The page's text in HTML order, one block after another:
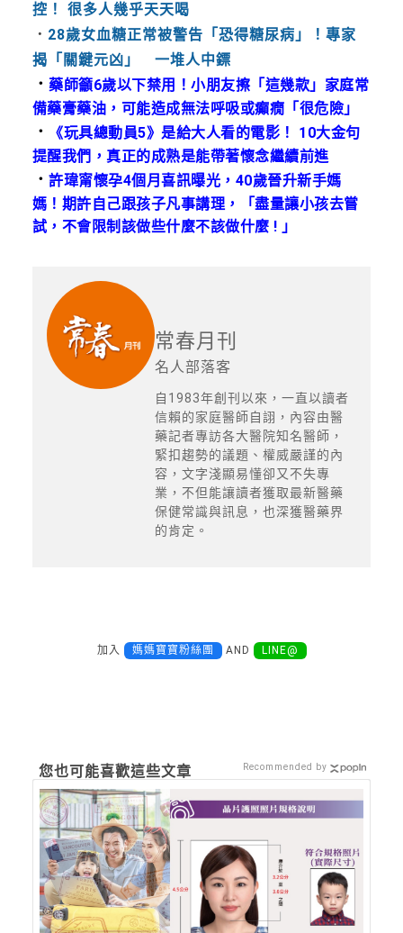
控！ 很多人幾乎天天喝
． 28歲女血糖正常被警告「恐得糖尿病」！專家
揭「關鍵元凶」 一堆人中鏢
． 藥師籲6歲以下禁用！小朋友擦「這幾款」家庭常
備藥膏藥油，可能造成無法呼吸或癲癇「很危險」
．
《玩具總動員5》是給大人看的電影！ 10大金句
提醒我們，真正的成熟是能帶著懷念繼續前進
．許瑋甯懷孕4個月喜訊曝光，40歲晉升新手媽
媽！期許自己跟孩子凡事講理，「盡量讓小孩去嘗
試，不會限制該做些什麼不該做什麼 ! 」
常春月刊
名人部落客
自1983年創刊以來，一直以讀者
信賴的家庭醫師自詡，內容由醫
藥記者專訪各大醫院知名醫師，
緊扣趨勢的議題、權威嚴謹的內
容，文字淺顯易懂卻又不失專
業，不但能讓讀者獲取最新醫藥
保健常識與訊息，也深獲醫藥界
的肯定。
加入 媽媽寶寶粉絲團 AND LINE@
您也可能喜歡這些文章 Recommended by